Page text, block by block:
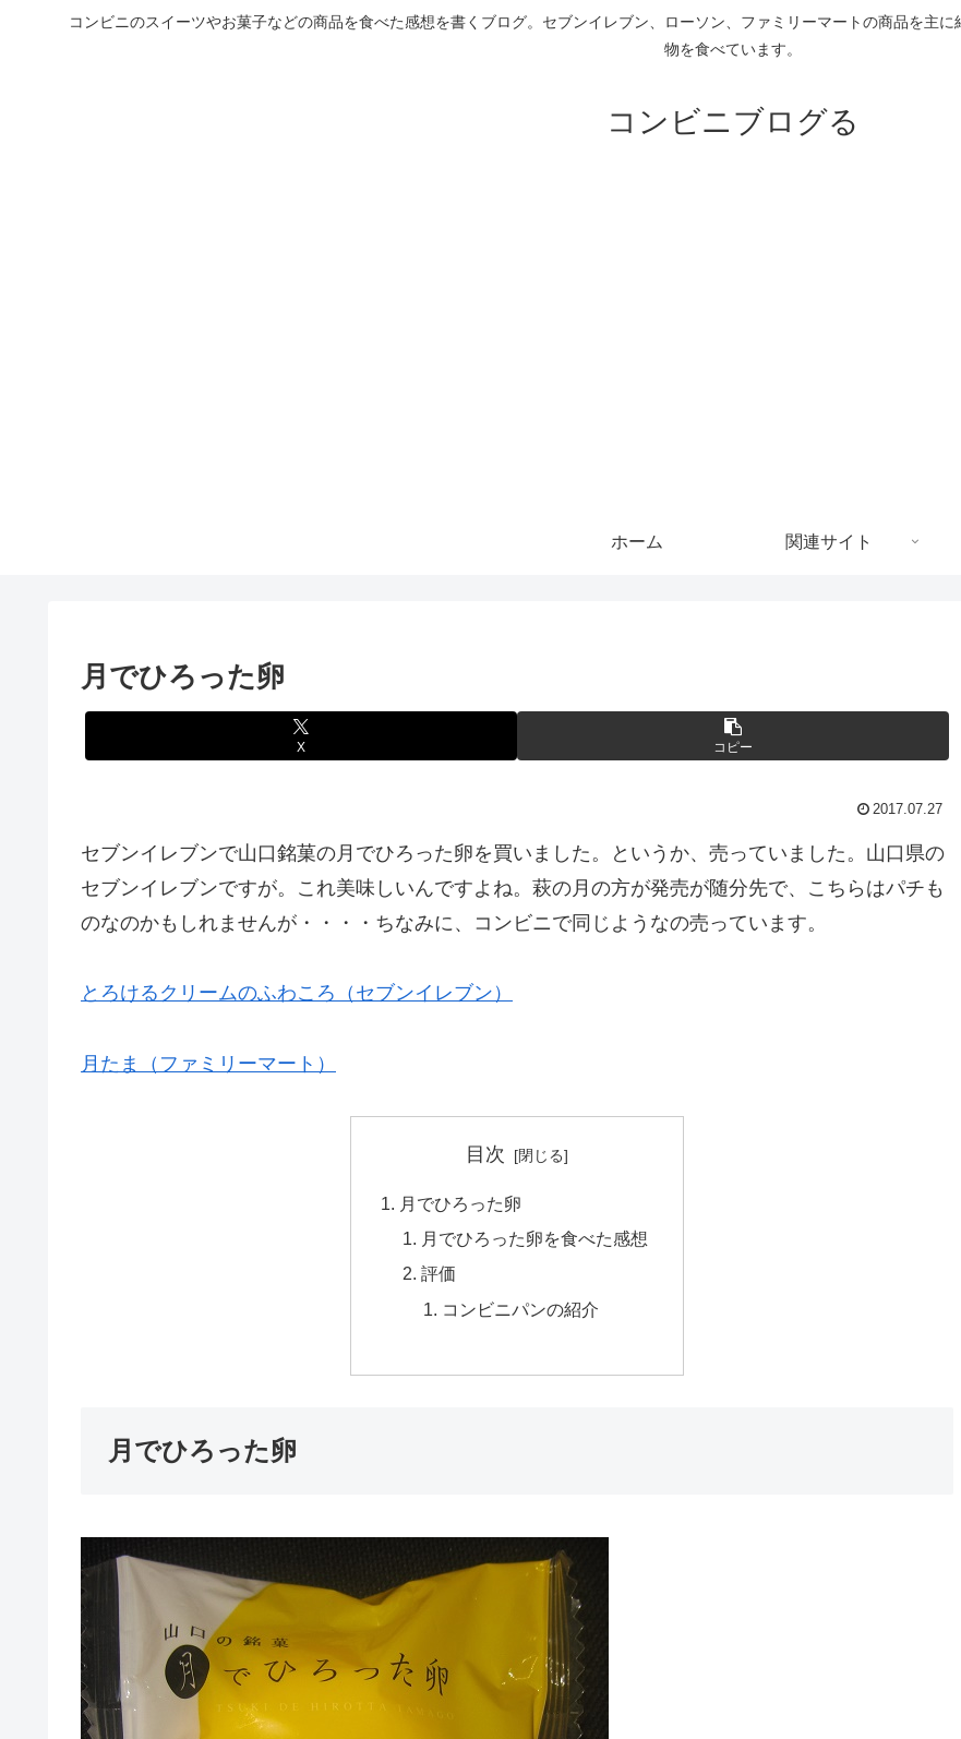
コンビニのスイーツやお菓子などの商品を食べた感想を書くブログ。セブンイレブン、ローソン、ファミリーマートの商品を主
物を食べています。
コンビニブログる
ホーム 関連サイト
月でひろった卵
X コピー
2017.07.27
セブンイレブンで山口銘菓の月でひろった卵を買いました。というか、売っていました。山口県の
セブンイレブンですが。これ美味しいんですよね。萩の月の方が発売が随分先で、こちらはパチも
のなのかもしれませんが・・・・ちなみに、コンビニで同じようなの売っています。
とろけるクリームのふわころ（セブンイレブン）
月たま（ファミリーマート）
目次
月でひろった卵
月でひろった卵を食べた感想
評価
コンビニパンの紹介
月でひろった卵